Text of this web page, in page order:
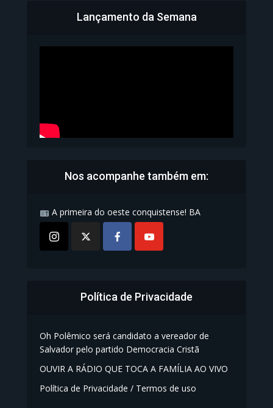
Bahia inicia emissão da
Lançamento da Semana
Nos acompanhe também em:
A primeira do oeste conquistense! BA
Política de Privacidade
Oh Polêmico será candidato a vereador de
Salvador pelo partido Democracia Cristã
OUVIR A RÁDIO QUE TOCA A FAMÍLIA AO VIVO
Política de Privacidade / Termos de uso